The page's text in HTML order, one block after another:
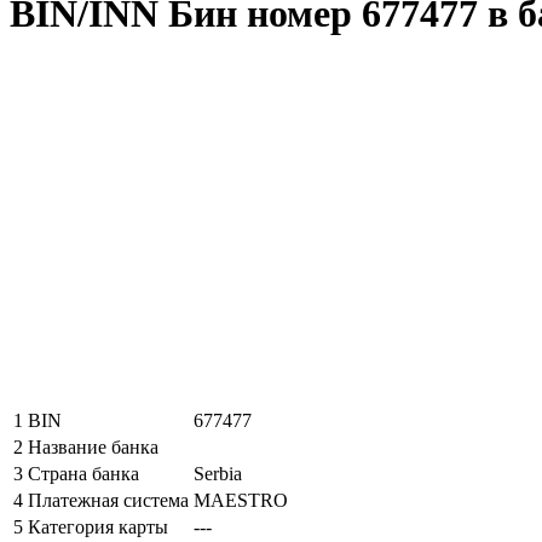
BIN/INN Бин номер 677477 в
1 BIN
677477
2 Название банка
3 Страна банка
Serbia
4 Платежная система MAESTRO
5 Категория карты ---